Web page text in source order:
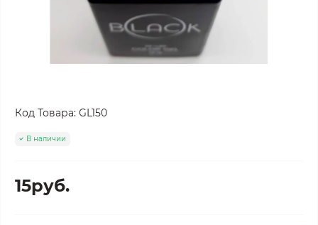
Код Товара: GL150
В наличии
15руб.